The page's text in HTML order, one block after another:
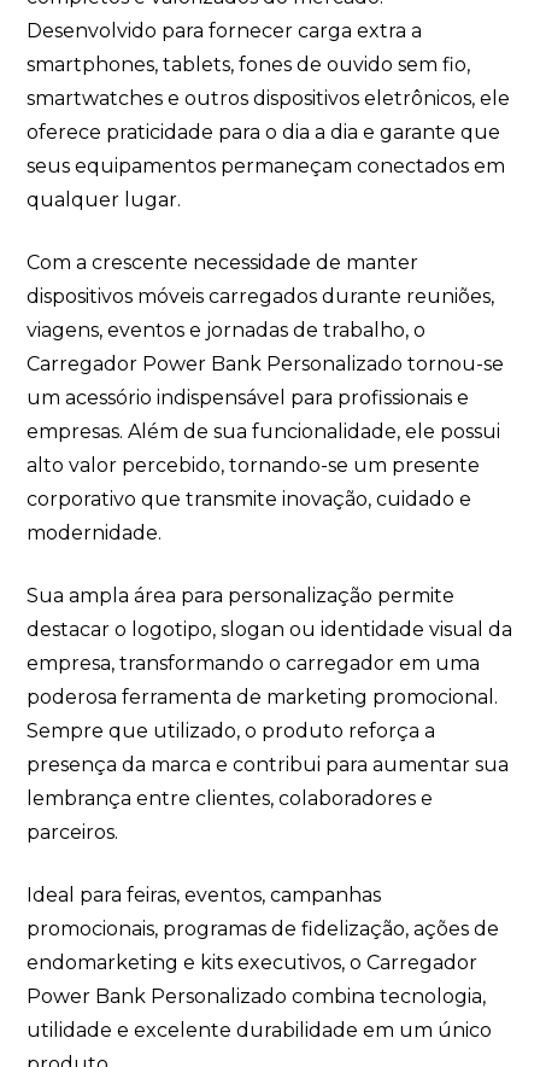
Desenvolvido para fornecer carga extra a
smartphones, tablets, fones de ouvido sem fio,
smartwatches e outros dispositivos eletrônicos, ele
oferece praticidade para o dia a dia e garante que
seus equipamentos permaneçam conectados em
qualquer lugar.
Com a crescente necessidade de manter
dispositivos móveis carregados durante reuniões,
viagens, eventos e jornadas de trabalho, o
Carregador Power Bank Personalizado tornou-se
um acessório indispensável para profissionais e
empresas. Além de sua funcionalidade, ele possui
alto valor percebido, tornando-se um presente
corporativo que transmite inovação, cuidado e
modernidade.
Sua ampla área para personalização permite
destacar o logotipo, slogan ou identidade visual da
empresa, transformando o carregador em uma
poderosa ferramenta de marketing promocional.
Sempre que utilizado, o produto reforça a
presença da marca e contribui para aumentar sua
lembrança entre clientes, colaboradores e
parceiros.
Ideal para feiras, eventos, campanhas
promocionais, programas de fidelização, ações de
endomarketing e kits executivos, o Carregador
Power Bank Personalizado combina tecnologia,
utilidade e excelente durabilidade em um único